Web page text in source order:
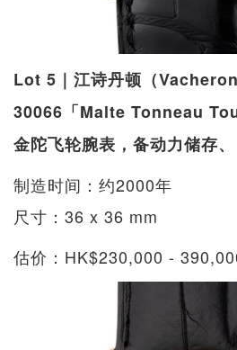
Lot 5｜江诗丹顿（
30066「Malte Tonneau
金陀飞轮腕表，备动力储存
制造时间：约2000年
尺寸：36 x 36 mm
估价：HK$230,000 -